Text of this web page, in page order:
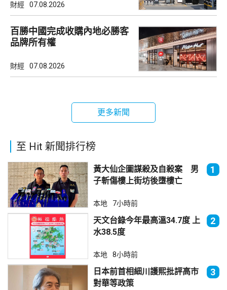
財經 07.08.2026
百勝中國完成收購內地必勝客
品牌所有權
財經 07.08.2026
更多新聞
至 Hit 新聞排行榜
黃大仙企圖謀殺及自殺案 男
子斬傷樓上街坊後墮樓亡
1
本地 7小時前
天文台錄今年最高溫34.7度 上
水38.5度
2
本地 8小時前
日本前首相細川護熙批評高市
對華等政策
3